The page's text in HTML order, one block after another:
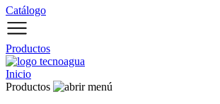
Catálogo
Productos
Inicio
Productos